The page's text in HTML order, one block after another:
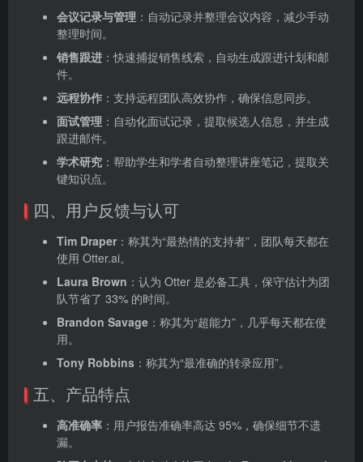
会议记录与管理 ‌：自动记录并整理会议内容，减少手动
整理时间。
销售跟进 ‌：快速捕捉销售线索，自动生成跟进计划和邮
件。
远程协作 ‌：支持远程团队高效协作，确保信息同步。
面试管理 ‌：自动化面试记录，提取候选人信息，并生成
跟进邮件。
学术研究 ‌：帮助学生和学者自动整理讲座笔记，提取关
键知识点。
四、用户反馈与认可
Tim Draper‌：称其为“最热情的支持者”，团队每天都在
使用 Otter.ai。
Laura Brown ‌：认为 Otter 是必备工具，保守估计为团
队节省了 33% 的时间。
Brandon Savage ‌：称其为“超能力”，几乎每天都在使
用。
Tony Robbins ‌：称其为“最准确的转录应用”。
五、产品特点
高准确率 ‌：用户报告准确率高达 95%，确保细节不遗
漏。